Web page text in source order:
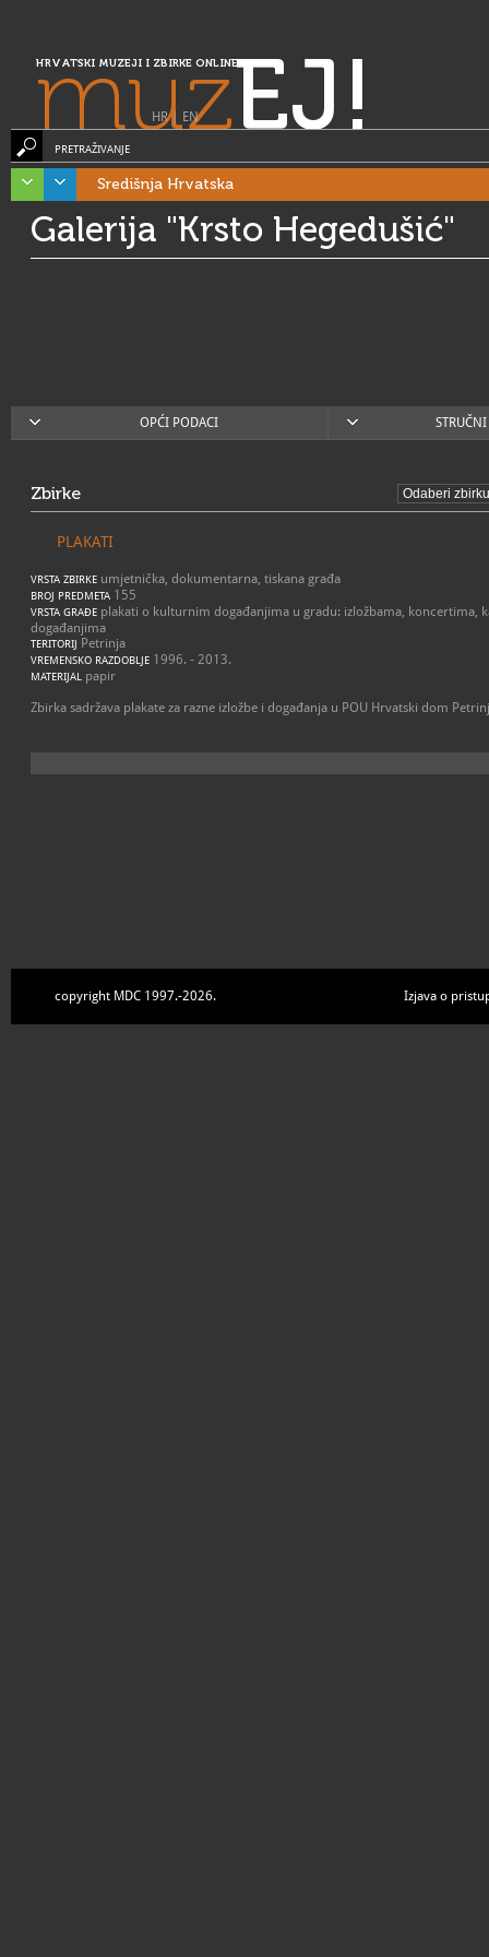
HRVATSKI MUZEJI I ZBIRKE ONLINE
muzEJ!
HR| EN
PRETRAŽIVANJE
Središnja Hrvatska
Galerija "Krsto Hegedušić"
OPĆI PODACI
Zbirke
PLAKATI
VRSTA ZBIRKE umjetnička, dokumentarna, tiskana građa
BROJ PREDMETA 155
VRSTA GRAĐE plakati o kulturnim događanjima u gradu: izložbama, koncertima,
događanjima
TERITORIJ Petrinja
VREMENSKO RAZDOBLJE 1996. - 2013.
MATERIJAL papir
Zbirka sadržava plakate za razne izložbe i događanja u POU Hrvatski dom
copyright MDC 1997.-2026. Izjava o